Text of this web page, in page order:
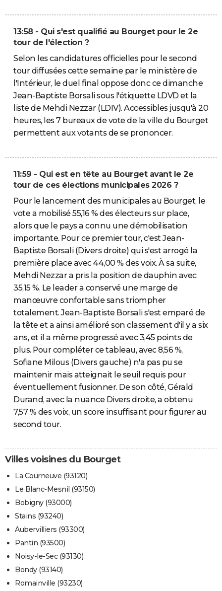
13:58 - Qui s'est qualifié au Bourget pour le 2e
tour de l'élection ?
Selon les candidatures officielles pour le second
tour diffusées cette semaine par le ministère de
l'Intérieur, le duel final oppose donc ce dimanche
Jean-Baptiste Borsali sous l'étiquette LDVD et la
liste de Mehdi Nezzar (LDIV). Accessibles jusqu'à 20
heures, les 7 bureaux de vote de la ville du Bourget
permettent aux votants de se prononcer.
11:59 - Qui est en tête au Bourget avant le 2e
tour de ces élections municipales 2026 ?
Pour le lancement des municipales au Bourget, le
vote a mobilisé 55,16 % des électeurs sur place,
alors que le pays a connu une démobilisation
importante. Pour ce premier tour, c'est Jean-
Baptiste Borsali (Divers droite) qui s'est arrogé la
première place avec 44,00 % des voix. À sa suite,
Mehdi Nezzar a pris la position de dauphin avec
35,15 %. Le leader a conservé une marge de
manœuvre confortable sans triompher
totalement. Jean-Baptiste Borsali s'est emparé de
la tête et a ainsi amélioré son classement d'il y a six
ans, et il a même progressé avec 3,45 points de
plus. Pour compléter ce tableau, avec 8,56 %,
Sofiane Milous (Divers gauche) n'a pas pu se
maintenir mais atteignait le seuil requis pour
éventuellement fusionner. De son côté, Gérald
Durand, avec la nuance Divers droite, a obtenu
7,57 % des voix, un score insuffisant pour figurer au
second tour.
Villes voisines du Bourget
La Courneuve (93120)
Le Blanc-Mesnil (93150)
Bobigny (93000)
Stains (93240)
Aubervilliers (93300)
Pantin (93500)
Noisy-le-Sec (93130)
Bondy (93140)
Romainville (93230)